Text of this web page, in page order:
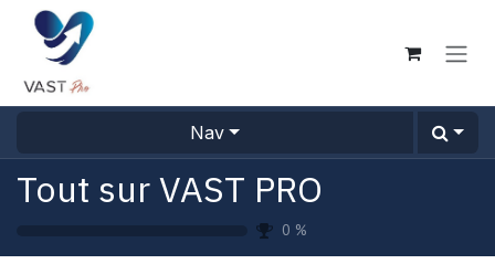
Se rendre au contenu
Nav
Tout sur VAST PRO
0 %